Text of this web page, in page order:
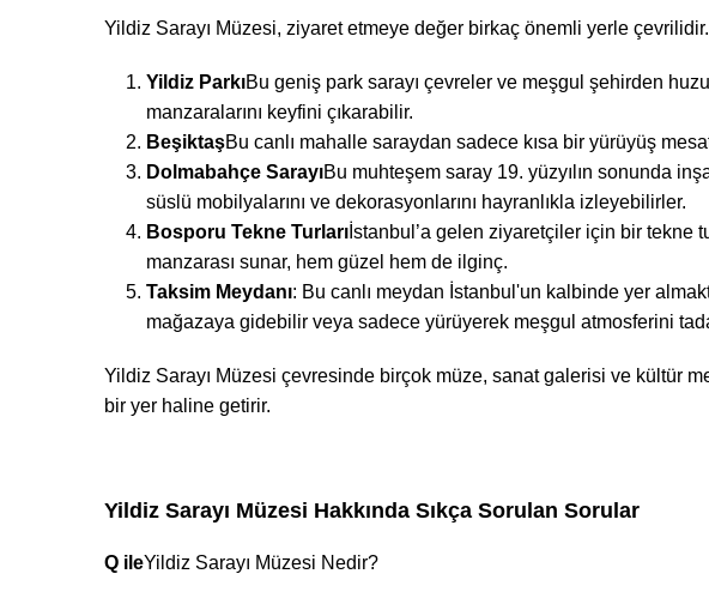
Yildiz Sarayı Müzesi, ziyaret etmeye değer birkaç önemli yerle çevrilidir.
Yildiz ParkıBu geniş park sarayı çevreler ve meşgul şehirden
manzaralarını keyfini çıkarabilir.
BeşiktaşBu canlı mahalle saraydan sadece kısa bir yürüyüş
Dolmabahçe SarayıBu muhteşem saray 19. yüzyılın sonunda
süslü mobilyalarını ve dekorasyonlarını hayranlıkla izleyebilirler.
Bosporu Tekne Turları İstanbul’a gelen ziyaretçiler için bir tekne
manzarası sunar, hem güzel hem de ilginç.
Taksim Meydanı: Bu canlı meydan İstanbul'un kalbinde yer
mağazaya gidebilir veya sadece yürüyerek meşgul atmosferini
Yildiz Sarayı Müzesi çevresinde birçok müze, sanat galerisi ve kültür
bir yer haline getirir.
Yildiz Sarayı Müzesi Hakkında Sıkça Sorulan Sorular
Q ileYildiz Sarayı Müzesi Nedir?